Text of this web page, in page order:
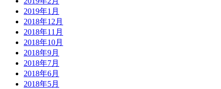
2019年1月
2018年12月
2018年11月
2018年10月
2018年9月
2018年7月
2018年6月
2018年5月